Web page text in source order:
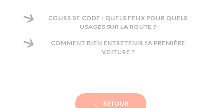
COURS DE CODE : QUELS FEUX POUR QUELS
USAGES SUR LA ROUTE ?
COMMENT BIEN ENTRETENIR SA PREMIÈRE
VOITURE ?
RETOUR